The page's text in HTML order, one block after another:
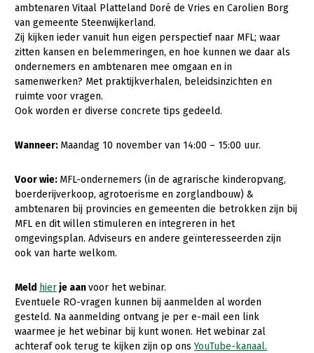
Biologische Landbouw
Geitenhouderij
Kalverhouderij
Konijnenhouderij
Melkveehouderij
Pluimveehouderij
Schapenhouderij
Varkenshouderij
Plant
Akkerbouw
Biologische Landbouw
Bollenteelt
Bomen, vaste planten en zomerbloemen
Glastuinbouw
Paddenstoelen
Vollegrondsgroente
Multifunctionele landbouw
Multifunctioneel
Vrouw en Bedrijf
Onderwerpen
Webinars
Over LTO
LTO Nederland
Bestuur en Directie
Medewerkers
Vakgroepbestuurders
Jaarverslag 2023
Vacatures
Pers
ambtenaren Vitaal Platteland Doré de Vries en Carolien Borg
van gemeente Steenwijkerland.
Zij kijken ieder vanuit hun eigen perspectief naar MFL; waar
zitten kansen en belemmeringen, en hoe kunnen we daar als
ondernemers en ambtenaren mee omgaan en in
samenwerken? Met praktijkverhalen, beleidsinzichten en
ruimte voor vragen.
Ook worden er diverse concrete tips gedeeld.
Wanneer: Maandag 10 november van 14:00 – 15:00 uur.
Voor wie: MFL-ondernemers (in de agrarische kinderopvang,
boerderijverkoop, agrotoerisme en zorglandbouw) &
ambtenaren bij provincies en gemeenten die betrokken zijn bij
MFL en dit willen stimuleren en integreren in het
omgevingsplan. Adviseurs en andere geïnteresseerden zijn
ook van harte welkom.
Meld hier je aanvoor het webinar.
Eventuele RO-vragen kunnen bij aanmelden al worden
gesteld. Na aanmelding ontvang je per e-mail een link
waarmee je het webinar bij kunt wonen. Het webinar zal
achteraf ook terug te kijken zijn op onsYouTube-kanaal.